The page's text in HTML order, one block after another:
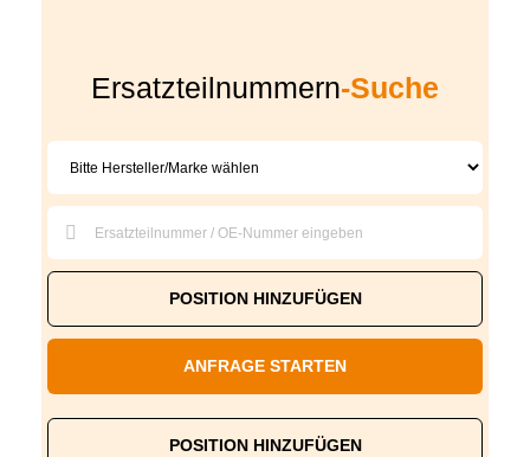
Ersatzteilnummern-Suche
POSITION HINZUFÜGEN
ANFRAGE STARTEN
POSITION HINZUFÜGEN